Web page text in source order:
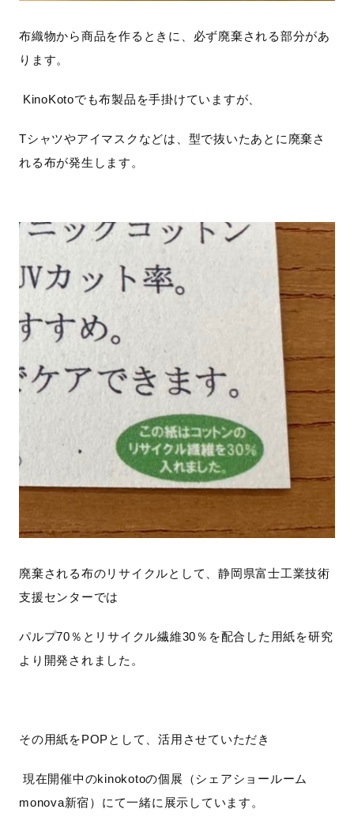
布織物から商品を作るときに、必ず廃棄される部分があ
ります。
KinoKotoでも布製品を手掛けていますが、
Tシャツやアイマスクなどは、型で抜いたあとに廃棄さ
れる布が発生します。
廃棄される布のリサイクルとして、静岡県富士工業技術
支援センターでは
パルプ70 ％とリサイクル繊維30 ％を配合した用紙を研究
より開発されました。
その用紙をPOPとして、活用させていただき
現在開催中のkinokotoの個展（シェアショールーム
monova新宿）にて一緒に展示しています。